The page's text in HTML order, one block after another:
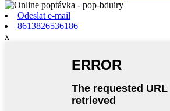
Odeslat e-mail
8613826536186
x